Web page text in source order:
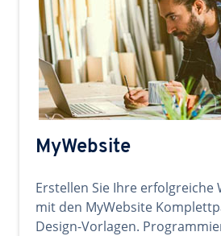
MyWebsite
Erstellen Sie Ihre erfolgreiche
mit den MyWebsite
Design-Vorlagen.